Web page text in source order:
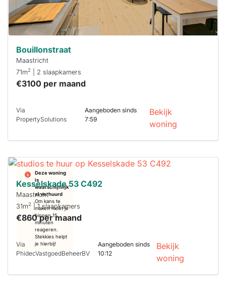
Bouillonstraat
Maastricht
71m2 | 2 slaapkamers
€3100 per maand
Via
PropertySolutions
Aangeboden sinds
7:59
Bekijk
woning
Deze woning
is
waarschijnlijk
al verhuurd
Om kans te
maken moet je
binnen 15
minuten
reageren.
Stekkies helpt
je hierbij!
Kesselskade 53 C492
Maastricht
31m2 | 1 slaapkamers
€860 per maand
Via
PhidecVastgoedBeheerBV
Aangeboden sinds
10:12
Bekijk
woning